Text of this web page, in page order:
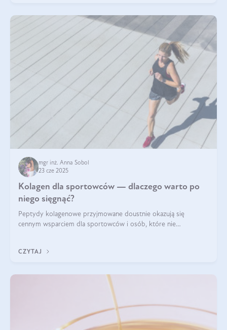
mgr inż. Anna Sobol
23 cze 2025
Kolagen dla sportowców — dlaczego warto po
niego sięgnąć?
Peptydy kolagenowe przyjmowane doustnie okazują się
cennym wsparciem dla sportowców i osób, które nie
CZYTAJ